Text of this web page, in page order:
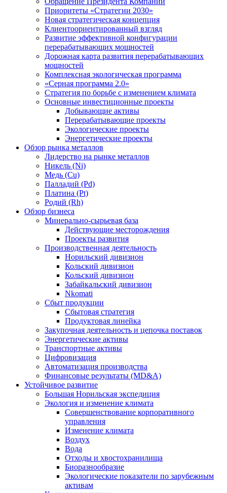
Приоритеты «Стратегии 2030»
Новая стратегическая концепция
Клиентоориентированный взгляд
Развитие эффективной конфигурации
перерабатывающих мощностей
Дорожная карта развития перерабатывающих
мощностей
Комплексная экологическая программа
«Серная программа 2.0»
Стратегия по борьбе с изменением климата
Основные инвестиционные проекты
Добывающие активы
Перерабатывающие проекты
Экологические проекты
Энергетические проекты
Обзор рынка металлов
Лидерство на рынке металлов
Никель (Ni)
Медь (Cu)
Палладий (Pd)
Платина (Pt)
Родий (Rh)
Обзор бизнеса
Минерально-сырьевая база
Действующие месторождения
Проекты развития
Производственная деятельность
Норильский дивизион
Кольский дивизион
Кольский дивизион
Забайкальский дивизион
Nkomati
Сбыт продукции
Сбытовая стратегия
Продуктовая линейка
Закупочная деятельность и цепочка поставок
Энергетические активы
Транспортные активы
Цифровизация
Автоматизация производства
Финансовые результаты (MD&A)
Устойчивое развитие
Большая Норильская экспедиция
Экология и изменение климата
Совершенствование корпоративного
управления
Изменение климата
Воздух
Вода
Отходы и хвостохранилища
Биоразнообразие
Экологические показатели по зарубежным
активам